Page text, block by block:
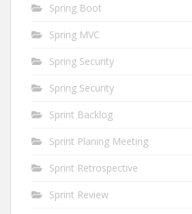
Spring Boot
Spring MVC
Spring Security
Spring Security
Sprint Backlog
Sprint Planing Meeting
Sprint Retrospective
Sprint Review